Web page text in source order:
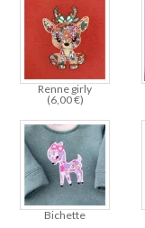
Renne girly
(6,00€)
Bichette